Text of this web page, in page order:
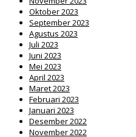
Oktober 2023
September 2023
Agustus 2023
Juli 2023
Juni 2023
Mei 2023
April 2023
Maret 2023
Februari 2023
Januari 2023
Desember 2022
November 2022